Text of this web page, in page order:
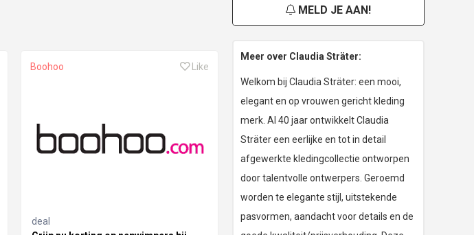
Boohoo Like
deal
MELD JE AAN!
Meer over Claudia Sträter:
Welkom bij Claudia Sträter: een mooi,
elegant en op vrouwen gericht kleding
merk. Al 40 jaar ontwikkelt Claudia
Sträter een eerlijke en tot in detail
afgewerkte kledingcollectie ontworpen
door talentvolle ontwerpers. Geroemd
worden te elegante stijl, uitstekende
pasvormen, aandacht voor details en de